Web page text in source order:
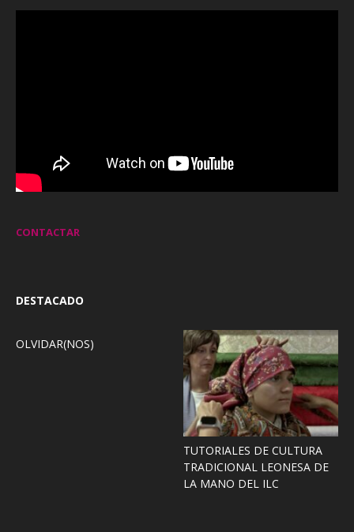
CONTACTAR
DESTACADO
OLVIDAR(NOS)
TUTORIALES DE CULTURA
TRADICIONAL LEONESA DE
LA MANO DEL ILC